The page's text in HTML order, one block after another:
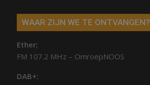
WAAR ZIJN WE TE ONTVANGEN?
Ether;
FM 107.2 MHz – OmroepNOOS
DAB+: